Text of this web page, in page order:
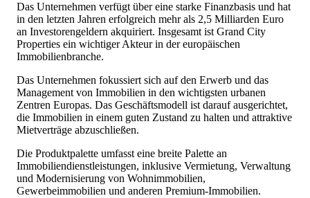
Das Unternehmen verfügt über eine starke Finanzbasis und hat
in den letzten Jahren erfolgreich mehr als 2,5 Milliarden Euro
an Investorengeldern akquiriert. Insgesamt ist Grand City
Properties ein wichtiger Akteur in der europäischen
Immobilienbranche.
Das Unternehmen fokussiert sich auf den Erwerb und das
Management von Immobilien in den wichtigsten urbanen
Zentren Europas. Das Geschäftsmodell ist darauf ausgerichtet,
die Immobilien in einem guten Zustand zu halten und attraktive
Mietverträge abzuschließen.
Die Produktpalette umfasst eine breite Palette an
Immobiliendienstleistungen, inklusive Vermietung, Verwaltung
und Modernisierung von Wohnimmobilien,
Gewerbeimmobilien und anderen Premium-Immobilien.